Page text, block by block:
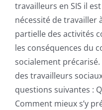
travailleurs en SIS il
nécessité de travailler
partielle des activités
les conséquences du
socialement
des travailleurs
questions suivantes :
Comment mieux s’y